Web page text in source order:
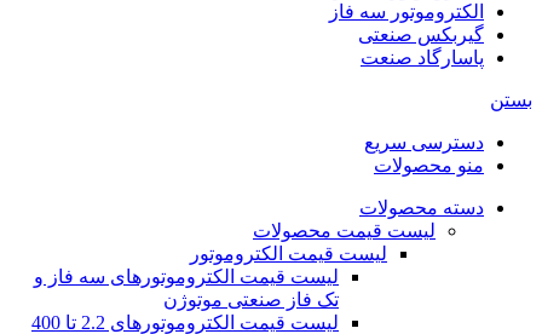
الکتروموتور سه فاز
گیربکس صنعتی
پاسارگاد صنعت
بستن
دسترسی سریع
منو محصولات
دسته محصولات
لیست قیمت محصولات
لیست قیمت الکتروموتور
لیست قیمت الکتروموتورهای سه فاز و
تک فاز صنعتی موتوژن
لیست قیمت الکتروموتورهای 2.2 تا 400